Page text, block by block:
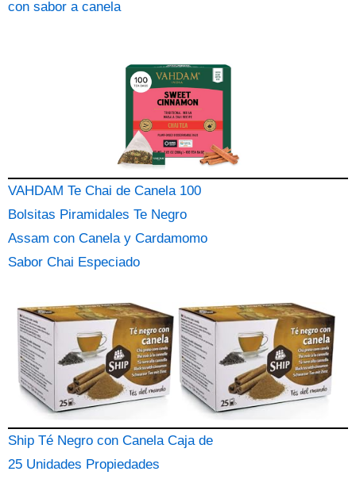
con sabor a canela
VAHDAM Te Chai de Canela 100
Bolsitas Piramidales Te Negro
Assam con Canela y Cardamomo
Sabor Chai Especiado
Ship Té Negro con Canela Caja de
25 Unidades Propiedades